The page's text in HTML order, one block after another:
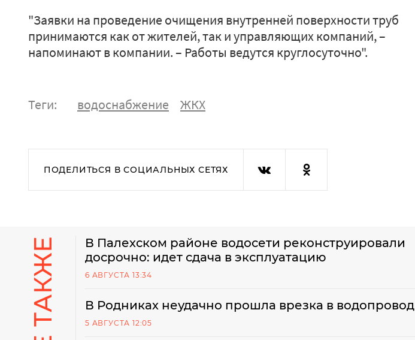
"Заявки на проведение очищения внутренней поверхности труб
принимаются как от жителей, так и управляющих компаний, –
напоминают в компании. – Работы ведутся круглосуточно".
Теги: водоснабжение ЖКХ
ПОДЕЛИТЬСЯ В СОЦИАЛЬНЫХ СЕТЯХ
В Палехском районе водосети реконструировали
досрочно: идет сдача в эксплуатацию
6 АВГУСТА 13:34
В Родниках неудачно прошла врезка в водопровод
5 АВГУСТА 12:05